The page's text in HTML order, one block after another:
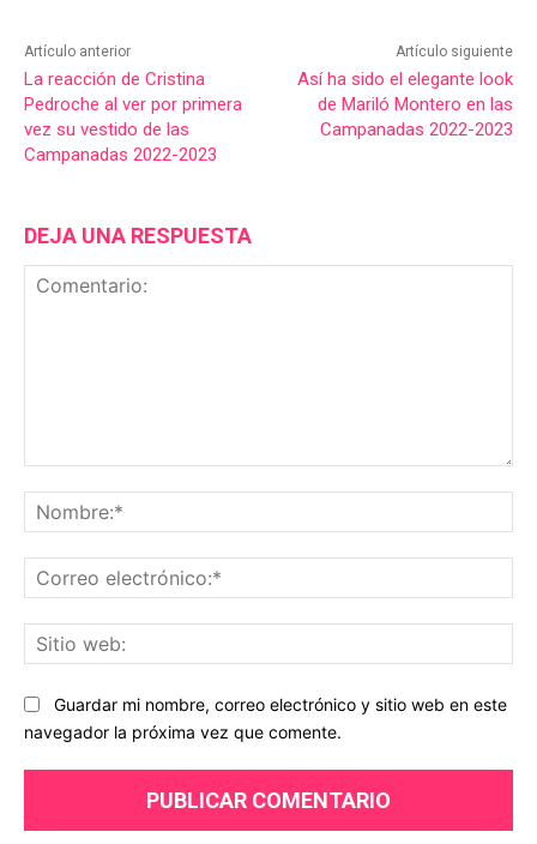
Artículo anterior
La reacción de Cristina
Pedroche al ver por primera
vez su vestido de las
Campanadas 2022-2023
Artículo siguiente
Así ha sido el elegante look
de Mariló Montero en las
Campanadas 2022-2023
DEJA UNA RESPUESTA
Guardar mi nombre, correo electrónico y sitio web en este
navegador la próxima vez que comente.